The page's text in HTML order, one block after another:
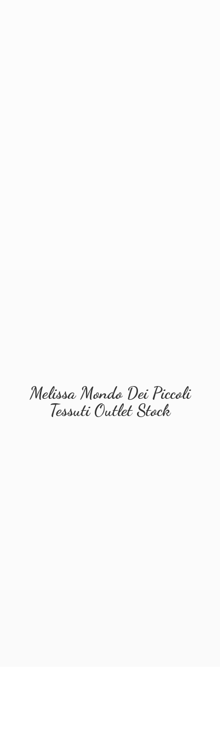
Melissa Mondo Dei Piccoli
Tessuti Outlet Stock